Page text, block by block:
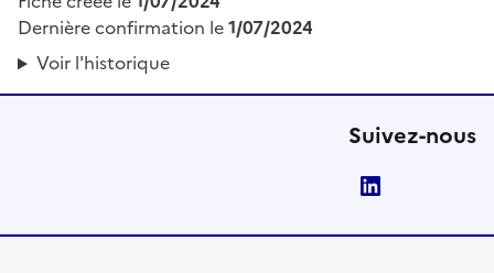
Dernière confirmation le1/07/2024
Voir l'historique
Suivez-nous